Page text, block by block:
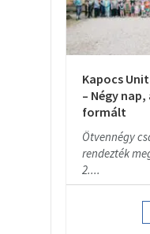
Kapocs
– Négy
formált
Ötvennégy
rendezték
2....